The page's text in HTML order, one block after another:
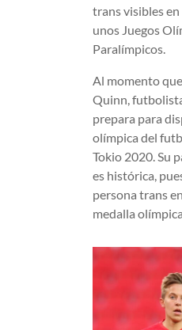
trans visibles
unos Juegos
Paralímpicos.
Al momento
Quinn,
prepara para
olímpica del
Tokio 2020. Su
es histórica,
persona trans
medalla